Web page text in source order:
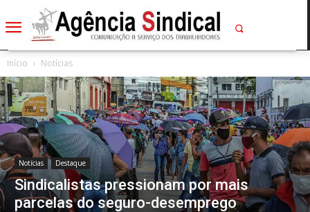
Início Notícias
Notícias Destaque
Sindicalistas pressionam por mais
parcelas do seguro-desemprego